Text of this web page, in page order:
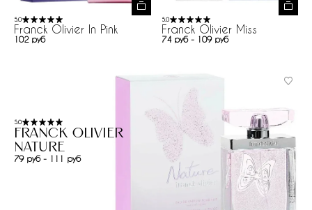
5.0
Franck Olivier In Pink
102 руб
5.0
Franck Olivier Miss
74 руб - 109 руб
5.0
Franck Olivier
Nature
79 руб - 111 руб